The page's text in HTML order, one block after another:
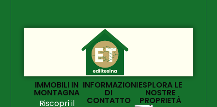
IMMOBILI IN
MONTAGNA
Riscopri il
INFORMAZIONI
DI
CONTATTO
ESPLORA LE
NOSTRE
PROPRIETÀ